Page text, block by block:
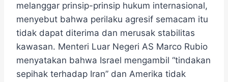
melanggar prinsip-prinsip hukum internasional,
menyebut bahwa perilaku agresif semacam itu
tidak dapat diterima dan merusak stabilitas
kawasan. Menteri Luar Negeri AS Marco Rubio
menyatakan bahwa Israel mengambil “tindakan
sepihak terhadap Iran” dan Amerika tidak